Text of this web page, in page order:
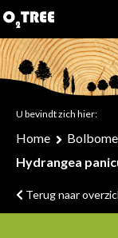
U bevindt zich hier:
Home
Hydrangea
Terug naar